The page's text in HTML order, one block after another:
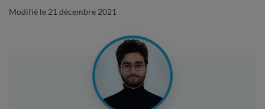
Modifié le 21 décembre 2021